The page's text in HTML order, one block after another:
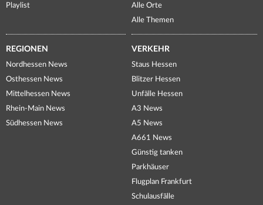
Playlist
Alle Orte
Alle Themen
REGIONEN
Nordhessen News
Osthessen News
Mittelhessen News
Rhein-Main News
Südhessen News
VERKEHR
Staus Hessen
Blitzer Hessen
Unfälle Hessen
A3 News
A5 News
A661 News
Günstig tanken
Parkhäuser
Flugplan Frankfurt
Schulausfälle